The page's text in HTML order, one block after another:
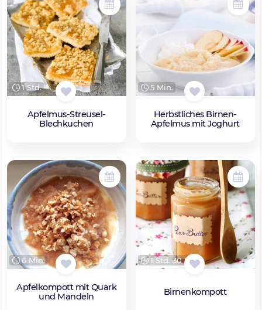
1 Std.
Apfelmus-Streusel-
Blechkuchen
5 Min.
Herbstliches Birnen-
Apfelmus mit Joghurt
6 Min.
Apfelkompott mit Quark
und Mandeln
1 Std. 30 Min.
Birnenkompott